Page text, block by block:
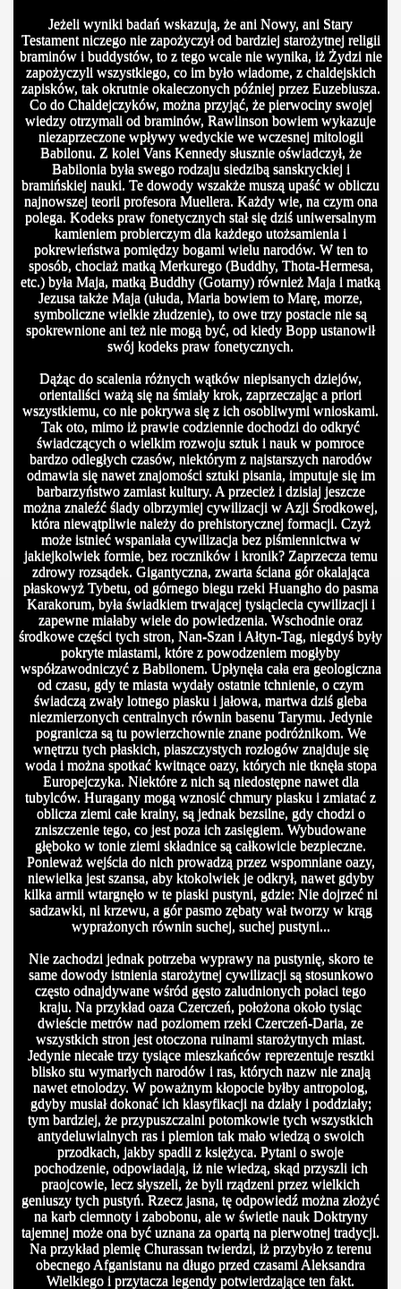
Jeżeli wyniki badań wskazują, że ani Nowy, ani Stary
Testament niczego nie zapożyczył od bardziej starożytnej religii
braminów i buddystów, to z tego wcale nie wynika, iż Żydzi nie
zapożyczyli wszystkiego, co im było wiadome, z chaldejskich
zapisków, tak okrutnie okaleczonych później przez Euzebiusza.
Co do Chaldejczyków, można przyjąć, że pierwociny swojej
wiedzy otrzymali od braminów, Rawlinson bowiem wykazuje
niezaprzeczone wpływy wedyckie we wczesnej mitologii
Babilonu. Z kolei Vans Kennedy słusznie oświadczył, że
Babilonia była swego rodzaju siedzibą sanskryckiej i
bramińskiej nauki. Te dowody wszakże muszą upaść w obliczu
najnowszej teorii profesora Muellera. Każdy wie, na czym ona
polega. Kodeks praw fonetycznych stał się dziś uniwersalnym
kamieniem probierczym dla każdego utożsamienia i
pokrewieństwa pomiędzy bogami wielu narodów. W ten to
sposób, chociaż matką Merkurego (Buddhy, Thota-Hermesa,
etc.) była Maja, matką Buddhy (Gotarny) również Maja i matką
Jezusa także Maja (ułuda, Maria bowiem to Marę, morze,
symboliczne wielkie złudzenie), to owe trzy postacie nie są
spokrewnione ani też nie mogą być, od kiedy Bopp ustanowił
swój kodeks praw fonetycznych.
Dążąc do scalenia różnych wątków niepisanych dziejów,
orientaliści ważą się na śmiały krok, zaprzeczając a priori
wszystkiemu, co nie pokrywa się z ich osobliwymi wnioskami.
Tak oto, mimo iż prawie codziennie dochodzi do odkryć
świadczących o wielkim rozwoju sztuk i nauk w pomroce
bardzo odległych czasów, niektórym z najstarszych narodów
odmawia się nawet znajomości sztuki pisania, imputuje się im
barbarzyństwo zamiast kultury. A przecież i dzisiaj jeszcze
można znaleźć ślady olbrzymiej cywilizacji w Azji Środkowej,
która niewątpliwie należy do prehistorycznej formacji. Czyż
może istnieć wspaniała cywilizacja bez piśmiennictwa w
jakiejkolwiek formie, bez roczników i kronik? Zaprzecza temu
zdrowy rozsądek. Gigantyczna, zwarta ściana gór okalająca
płaskowyż Tybetu, od górnego biegu rzeki Huangho do pasma
Karakorum, była świadkiem trwającej tysiąclecia cywilizacji i
zapewne miałaby wiele do powiedzenia. Wschodnie oraz
środkowe części tych stron, Nan-Szan i Ałtyn-Tag, niegdyś były
pokryte miastami, które z powodzeniem mogłyby
współzawodniczyć z Babilonem. Upłynęła cała era geologiczna
od czasu, gdy te miasta wydały ostatnie tchnienie, o czym
świadczą zwały lotnego piasku i jałowa, martwa dziś gleba
niezmierzonych centralnych równin basenu Tarymu. Jedynie
pogranicza są tu powierzchownie znane podróżnikom. We
wnętrzu tych płaskich, piaszczystych rozłogów znajduje się
woda i można spotkać kwitnące oazy, których nie tknęła stopa
Europejczyka. Niektóre z nich są niedostępne nawet dla
tubylców. Huragany mogą wznosić chmury piasku i zmiatać z
oblicza ziemi całe krainy, są jednak bezsilne, gdy chodzi o
zniszczenie tego, co jest poza ich zasięgiem. Wybudowane
głęboko w tonie ziemi składnice są całkowicie bezpieczne.
Ponieważ wejścia do nich prowadzą przez wspomniane oazy,
niewielka jest szansa, aby ktokolwiek je odkrył, nawet gdyby
kilka armii wtargnęło w te piaski pustyni, gdzie: Nie dojrzeć ni
sadzawki, ni krzewu, a gór pasmo zębaty wał tworzy w krąg
wyprażonych równin suchej, suchej pustyni...
Nie zachodzi jednak potrzeba wyprawy na pustynię, skoro te
same dowody istnienia starożytnej cywilizacji są stosunkowo
często odnajdywane wśród gęsto zaludnionych połaci tego
kraju. Na przykład oaza Czerczeń, położona około tysiąc
dwieście metrów nad poziomem rzeki Czerczeń-Daria, ze
wszystkich stron jest otoczona ruinami starożytnych miast.
Jedynie niecałe trzy tysiące mieszkańców reprezentuje resztki
blisko stu wymarłych narodów i ras, których nazw nie znają
nawet etnolodzy. W poważnym kłopocie byłby antropolog,
gdyby musiał dokonać ich klasyfikacji na działy i poddziały;
tym bardziej, że przypuszczalni potomkowie tych wszystkich
antydeluwialnych ras i plemion tak mało wiedzą o swoich
przodkach, jakby spadli z księżyca. Pytani o swoje
pochodzenie, odpowiadają, iż nie wiedzą, skąd przyszli ich
praojcowie, lecz słyszeli, że byli rządzeni przez wielkich
geniuszy tych pustyń. Rzecz jasna, tę odpowiedź można złożyć
na karb ciemnoty i zabobonu, ale w świetle nauk Doktryny
tajemnej może ona być uznana za opartą na pierwotnej tradycji.
Na przykład plemię Churassan twierdzi, iż przybyło z terenu
obecnego Afganistanu na długo przed czasami Aleksandra
Wielkiego i przytacza legendy potwierdzające ten fakt.